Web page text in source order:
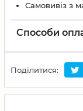
Самовивіз з
Способи
Поділитися: